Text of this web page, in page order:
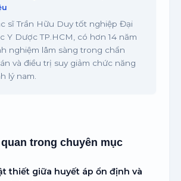
sĩ Trần Hữu Duy tốt nghiệp Đại
Y Dược TP.HCM, có hơn 14 năm
nghiệm lâm sàng trong chẩn
và điều trị suy giảm chức năng
lý nam.
trong chuyên mục
thiết giữa huyết áp ổn định và